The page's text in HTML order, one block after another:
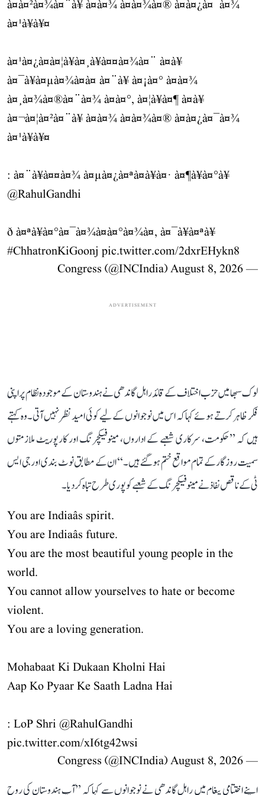
à¤à¤²à¤¾à¤¨à¥ à¤à¤¾ à¤à¤¾à¤® à¤à¤¿à¤¯à¤¾
à¤¹à¥à¥¤
à¤¹à¤¿à¤à¤¦à¥à¤¸à¥à¤¤à¤¾à¤¨ à¤à¥
à¤¯à¥à¤µà¤¾à¤à¤ à¤¨à¥ à¤¡à¤° à¤à¤¾
à¤¸à¤¾à¤®à¤¨à¤¾ à¤à¤°, à¤¦à¥à¤¶ à¤à¥
à¤¬à¤¦à¤²à¤¨à¥ à¤à¤¾ à¤à¤¾à¤® à¤à¤¿à¤¯à¤¾
à¤¹à¥à¥¤
: à¤¨à¥à¤¤à¤¾ à¤µà¤¿à¤ªà¤à¥à¤· à¤¶à¥à¤°à¥
@RahulGandhi
ð à¤ªà¥à¤°à¤¯à¤¾à¤à¤°à¤¾à¤, à¤¯à¥à¤ªà¥
#ChhatronKiGoonj pic.twitter.com/2dxrEHykn8
— Congress (@INCIndia)
August 8, 2026
ADVERTISEMENT
لوک سبھا میں حزب اختلاف کے قائد راہل گاندھی نے ہندوستان کے موجودہ نظام پر اپنی
فکر ظاہر کرتے ہوئے کہا کہ اس میں نوجوانوں کے لیے کوئی امید نظر نہیں آتی۔ وہ کہتے
ہیں کہ ’’حکومت، سرکاری شعبے کے اداروں، مینوفیکچرنگ اور کارپوریٹ ملازمتوں
سمیت روزگار کے تمام مواقع ختم ہو گئے ہیں۔‘‘ ان کے مطابق نوٹ بندی اور جی ایس
ٹی کے ناقص نفاذ نے مینوفیکچرنگ کے شعبے کو پوری طرح تباہ کر دیا۔
You are Indiaâs spirit.
You are Indiaâs future.
You are the most beautiful young people in the
world.
You cannot allow yourselves to hate or become
violent.
You are a loving generation.
Mohabaat Ki Dukaan Kholni Hai
Aap Ko Pyaar Ke Saath Ladna Hai
: LoP Shri @RahulGandhi
pic.twitter.com/xI6tg42wsi
— Congress (@INCIndia)
August 8, 2026
اپنے اختتامی پیغام میں راہل گاندھی نے نوجوانوں سے کہا کہ ’’آپ ہندوستان کی روح